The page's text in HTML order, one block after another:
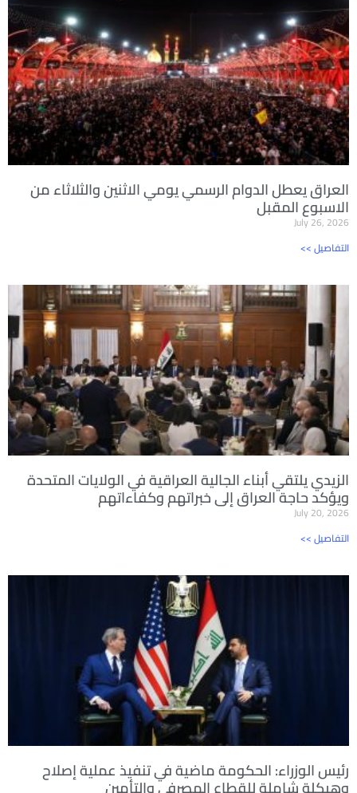
العراق يعطل الدوام الرسمي يومي الاثنين والثلاثاء من
الاسبوع المقبل
July 26, 2026
<< التفاصيل
الزيدي يلتقي أبناء الجالية العراقية في الولايات المتحدة
ويؤكد حاجة العراق إلى خبراتهم وكفاءاتهم
July 20, 2026
<< التفاصيل
رئيس الوزراء: الحكومة ماضية في تنفيذ عملية إصلاح
وهيكلة شاملة للقطاع المصرفي والتأمين